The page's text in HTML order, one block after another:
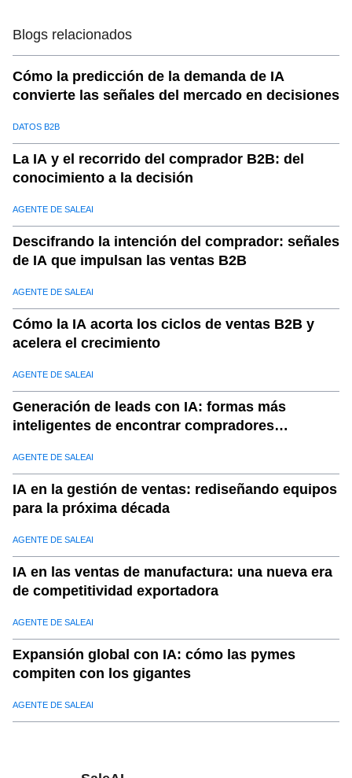
Blogs relacionados
Cómo la predicción de la demanda de IA
convierte las señales del mercado en decisiones
DATOS B2B
La IA y el recorrido del comprador B2B: del
conocimiento a la decisión
AGENTE DE SALEAI
Descifrando la intención del comprador: señales
de IA que impulsan las ventas B2B
AGENTE DE SALEAI
Cómo la IA acorta los ciclos de ventas B2B y
acelera el crecimiento
AGENTE DE SALEAI
Generación de leads con IA: formas más
inteligentes de encontrar compradores
AGENTE DE SALEAI
IA en la gestión de ventas: rediseñando equipos
para la próxima década
AGENTE DE SALEAI
IA en las ventas de manufactura: una nueva era
de competitividad exportadora
AGENTE DE SALEAI
Expansión global con IA: cómo las pymes
compiten con los gigantes
AGENTE DE SALEAI